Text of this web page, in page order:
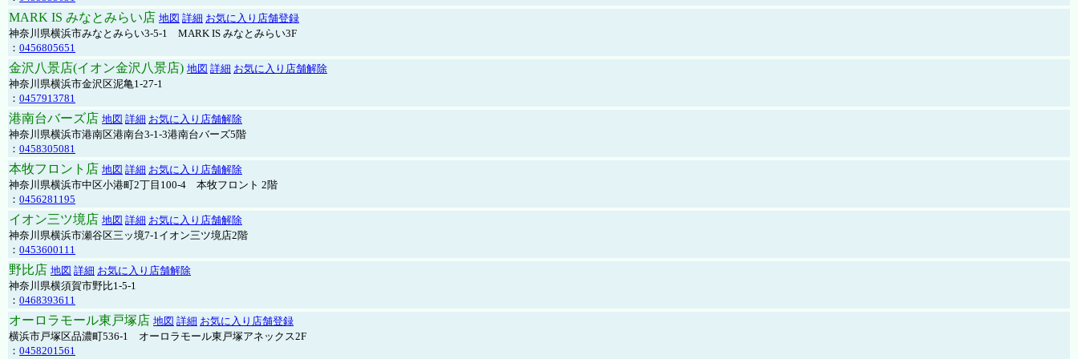
MARK IS みなとみらい店 地図 詳細 お気に入り店舗登録
神奈川県横浜市みなとみらい3-5-1 MARK IS みなとみらい3F
： 0456805651
金沢八景店(イオン金沢八景店) 地図 詳細 お気に入り店舗解除
神奈川県横浜市金沢区泥亀1-27-1
： 0457913781
港南台バーズ店 地図 詳細 お気に入り店舗解除
神奈川県横浜市港南区港南台3-1-3港南台バーズ5階
： 0458305081
本牧フロント店 地図 詳細 お気に入り店舗解除
神奈川県横浜市中区小港町2丁目100-4 本牧フロント 2階
： 0456281195
イオン三ツ境店 地図 詳細 お気に入り店舗解除
神奈川県横浜市瀬谷区三ッ境7-1イオン三ツ境店2階
： 0453600111
野比店 地図 詳細 お気に入り店舗解除
神奈川県横須賀市野比1-5-1
： 0468393611
オーロラモール東戸塚店 地図 詳細 お気に入り店舗登録
横浜市戸塚区品濃町536-1 オーロラモール東戸塚アネックス2F
： 0458201561